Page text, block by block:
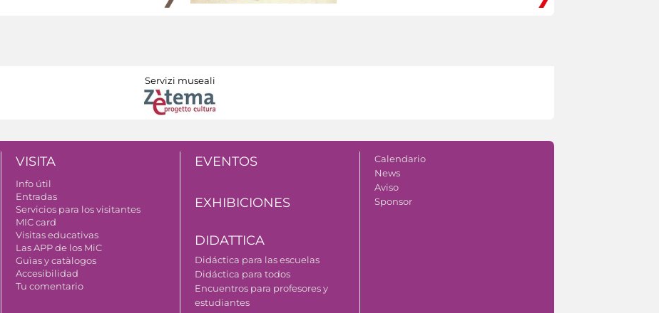
Servizi museali
VISITA
Info útil
Entradas
Servicios para los visitantes
MIC card
Visitas educativas
Las APP de los MiC
Guìas y catàlogos
Accesibilidad
Tu comentario
EVENTOS
EXHIBICIONES
DIDATTICA
Didáctica para las escuelas
Didáctica para todos
Encuentros para profesores y
estudiantes
Calendario
News
Aviso
Sponsor